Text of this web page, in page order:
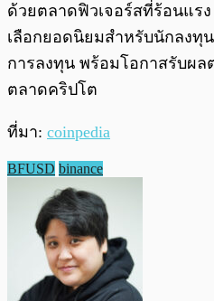
ด้วยตลาดฟิวเจอร์สที่ร้อนแรง
เลือกยอดนิยมสำหรับนักลงทุ
การลงทุน พร้อมโอกาสรับผ
ตลาดคริปโต
ที่มา: coinpedia
BFUSD binance